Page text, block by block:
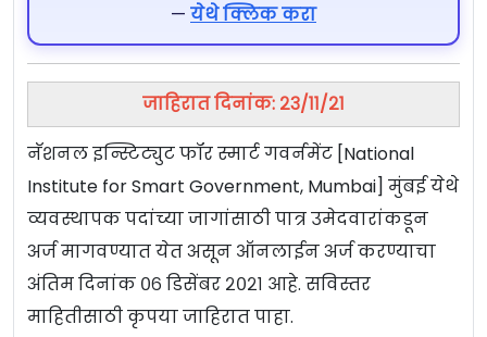
— येथे क्लिक करा
जाहिरात दिनांक: २३/११/२१
नॅशनल इन्स्टिट्युट फॉर स्मार्ट गवर्नमेंट [National
Institute for Smart Government, Mumbai] मुंबई येथे
व्यवस्थापक पदांच्या जागांसाठी पात्र उमेदवारांकडून
अर्ज मागवण्यात येत असून ऑनलाईन अर्ज करण्याचा
अंतिम दिनांक ०६ डिसेंबर २०२१ आहे. सविस्तर
माहितीसाठी कृपया जाहिरात पाहा.